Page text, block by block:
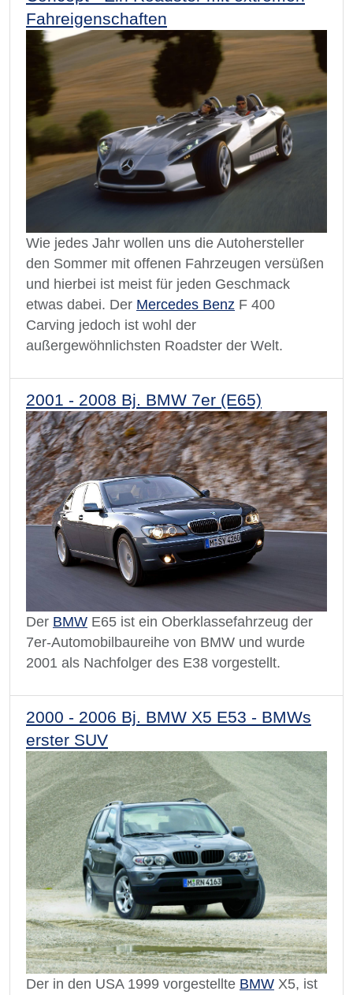
Fahreigenschaften
Wie jedes Jahr wollen uns die Autohersteller
den Sommer mit offenen Fahrzeugen versüßen
und hierbei ist meist für jeden Geschmack
etwas dabei. Der Mercedes Benz F 400
Carving jedoch ist wohl der
außergewöhnlichsten Roadster der Welt.
2001 - 2008 Bj. BMW 7er (E65)
Der BMW E65 ist ein Oberklassefahrzeug der
7er-Automobilbaureihe von BMW und wurde
2001 als Nachfolger des E38 vorgestellt.
2000 - 2006 Bj. BMW X5 E53 - BMWs
erster SUV
Der in den USA 1999 vorgestellte BMW X5, ist